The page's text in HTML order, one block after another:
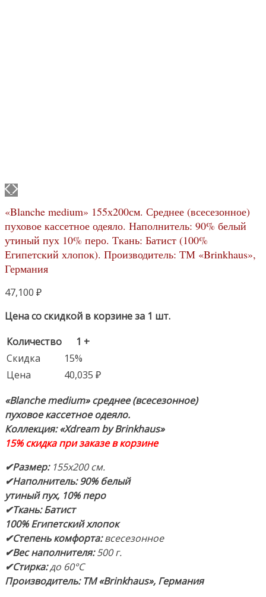
«Blanche medium» 155х200см. Среднее (всесезонное)
пуховое кассетное одеяло. Наполнитель: 90% белый
утиный пух 10% перо. Ткань: Батист (100%
Египетский хлопок). Производитель: ТМ «Brinkhaus»,
Германия
47,100 ₽
Цена со скидкой в корзине за 1 шт.
Количество
1 +
Скидка
15%
Цена
40,035 ₽
«Blanche medium» среднее (всесезонное)
пуховое кассетное одеяло.
Коллекция: «Xdream by Brinkhaus»
15% скидка при заказе в корзине
✔Размер:155х200 см.
✔Наполнитель: 90% белый
утиный пух, 10% перо
✔Ткань: Батист
100% Египетский хлопок
✔Степень комфорта:всесезонное
✔Вес наполнителя:500 г.
✔Стирка:до 60°С
Производитель: ТМ «Brinkhaus», Германия